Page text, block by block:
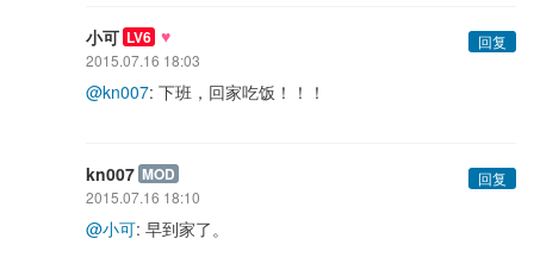
小可 LV6 ♥
回复
2015.07.16 18:03
@kn007: 下班，回家吃饭！！！
kn007 MOD
回复
2015.07.16 18:10
@小可: 早到家了。